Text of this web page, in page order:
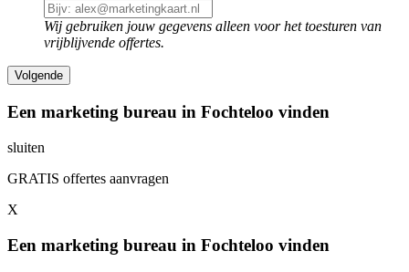
Wij gebruiken jouw gegevens alleen voor het toesturen van
vrijblijvende offertes.
Een marketing bureau in Fochteloo vinden
sluiten
GRATIS offertes aanvragen
X
Een marketing bureau in Fochteloo vinden